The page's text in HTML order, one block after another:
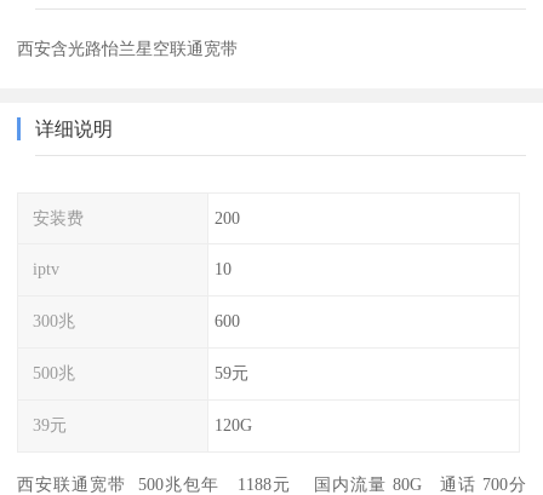
西安含光路怡兰星空联通宽带
详细说明
安装费 200
iptv 10
300兆 600
500兆 59元
39元 120G
西安联通宽带 500兆包年 1188元 国内流量 80G 通话 700分